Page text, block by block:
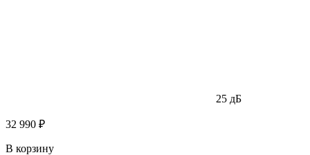
25 дБ
32 990 ₽
В корзину